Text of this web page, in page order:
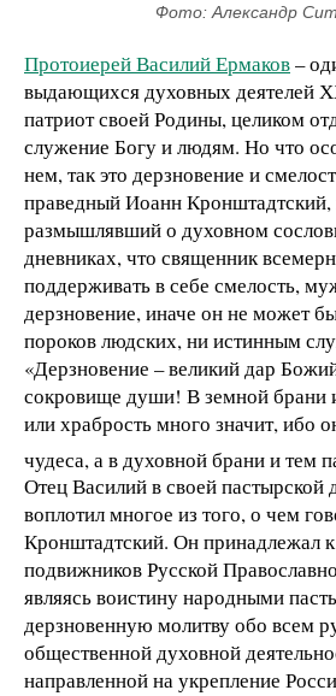
Фото: Александр
Протоиерей Василий Ермаков–
выдающихся духовных деятелей
патриот своей Родины, целиком
служение Богу и людям. Но что
нем, так это дерзновение и
праведный Иоанн Кронштадтский,
размышлявший о духовном
дневниках, что священник
поддерживать в себе смелость,
дерзновение, иначе он не может
пороков людских, ни истинным
«Дерзновение – великий дар
сокровище души! В земной брани
или храбрость много значит, ибо
чудеса, а в духовной брани и тем
Отец Василий в своей пастырской
воплотил многое из того, о чем
Кронштадтский. Он принадлежал
подвижников Русской
являясь воистину народными
дерзновенную молитву обо всем
общественной духовной
направленной на укрепление